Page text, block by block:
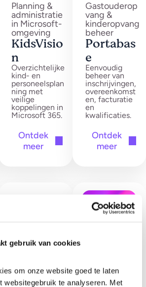
gebruik van cookies
om onze website goed te laten
websitegebruik te analyseren. Met
Planning &
administratie
in Microsoft-
omgeving
KidsVisio
n
Overzichtelijke
kind- en
personeelsplan
ning met
veilige
koppelingen in
Microsoft 365.
Ontdek
meer
Gastouderop
vang &
kinderopvang
beheer
Portabas
e
Eenvoudig
beheer van
inschrijvingen,
overeenkomst
en, facturatie
en
kwalificaties.
Ontdek
meer